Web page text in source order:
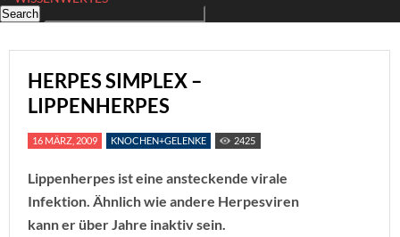
HERPES SIMPLEX –
LIPPENHERPES
16 MÄRZ, 2009 KNOCHEN+GELENKE 2425
Lippenherpes ist eine ansteckende virale
Infektion. Ähnlich wie andere Herpesviren
kann er über Jahre inaktiv sein.